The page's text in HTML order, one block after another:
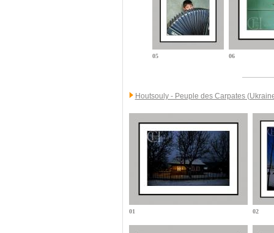
05 06
Houtsouly - Peuple des Carpates
01 02